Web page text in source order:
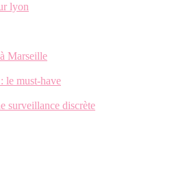
lyon
Marseille
le must-have
surveillance discrète